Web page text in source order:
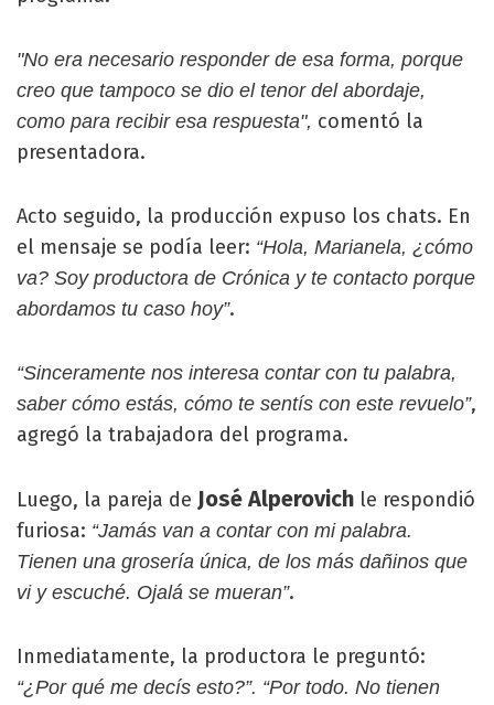
"No era necesario responder de esa forma, porque
creo que tampoco se dio el tenor del abordaje,
como para recibir esa respuesta", comentó la
presentadora.
Acto seguido, la producción expuso los chats. En
el mensaje se podía leer: “Hola, Marianela, ¿cómo
va? Soy productora de Crónica y te contacto porque
abordamos tu caso hoy”.
“Sinceramente nos interesa contar con tu palabra,
saber cómo estás, cómo te sentís con este revuelo”,
agregó la trabajadora del programa.
Luego, la pareja de José Alperovich le respondió
furiosa: “Jamás van a contar con mi palabra.
Tienen una grosería única, de los más dañinos que
vi y escuché. Ojalá se mueran”.
Inmediatamente, la productora le preguntó:
“¿Por qué me decís esto?”. “Por todo. No tienen